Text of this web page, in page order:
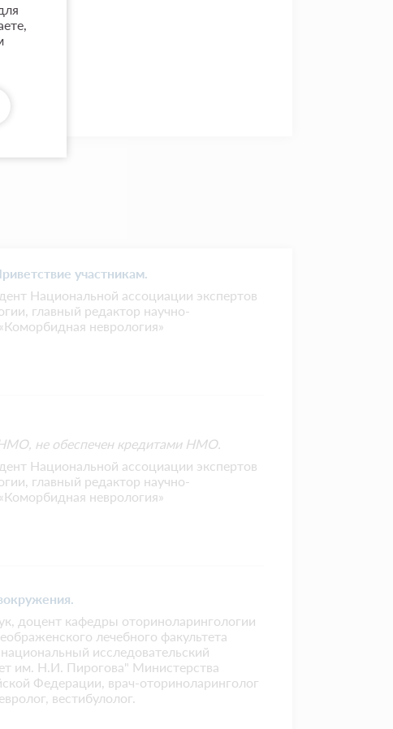
участникам.
Национальной ассоциации экспертов
главный редактор научно-
неврология»
не обеспечен кредитами НМО.
Национальной ассоциации экспертов
главный редактор научно-
неврология»
доцент кафедры оториноларингологии
лечебного факультета
исследовательский
им. Н.И. Пирогова" Министерства
Федерации, врач-оториноларинголог
вестибулолог.